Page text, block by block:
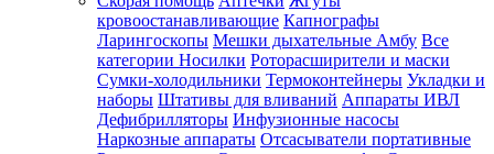
кровоостанавливающие Капнографы
Ларингоскопы Мешки дыхательные Амбу Все
категории Носилки Роторасширители и маски
Сумки-холодильники Термоконтейнеры Укладки и
наборы Штативы для вливаний Аппараты ИВЛ
Дефибрилляторы Инфузионные насосы
Наркозные аппараты Отсасыватели портативные